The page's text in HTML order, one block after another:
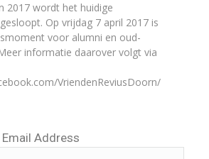
2017 wordt het huidige
Op vrijdag 7 april 2017 is
voor alumni en oud-
informatie daarover volgt via
VriendenReviusDoorn/
Address